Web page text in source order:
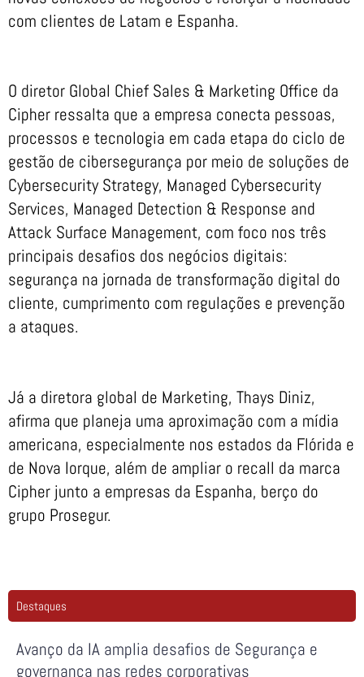
com clientes de Latam e Espanha.
O diretor Global Chief Sales & Marketing Office da
Cipher ressalta que a empresa conecta pessoas,
processos e tecnologia em cada etapa do ciclo de
gestão de cibersegurança por meio de soluções de
Cybersecurity Strategy, Managed Cybersecurity
Services, Managed Detection & Response and
Attack Surface Management, com foco nos três
principais desafios dos negócios digitais:
segurança na jornada de transformação digital do
cliente, cumprimento com regulações e prevenção
a ataques.
Já a diretora global de Marketing, Thays Diniz,
afirma que planeja uma aproximação com a mídia
americana, especialmente nos estados da Flórida e
de Nova Iorque, além de ampliar o recall da marca
Cipher junto a empresas da Espanha, berço do
grupo Prosegur.
Destaques
Avanço da IA amplia desafios de Segurança e
governança nas redes corporativas